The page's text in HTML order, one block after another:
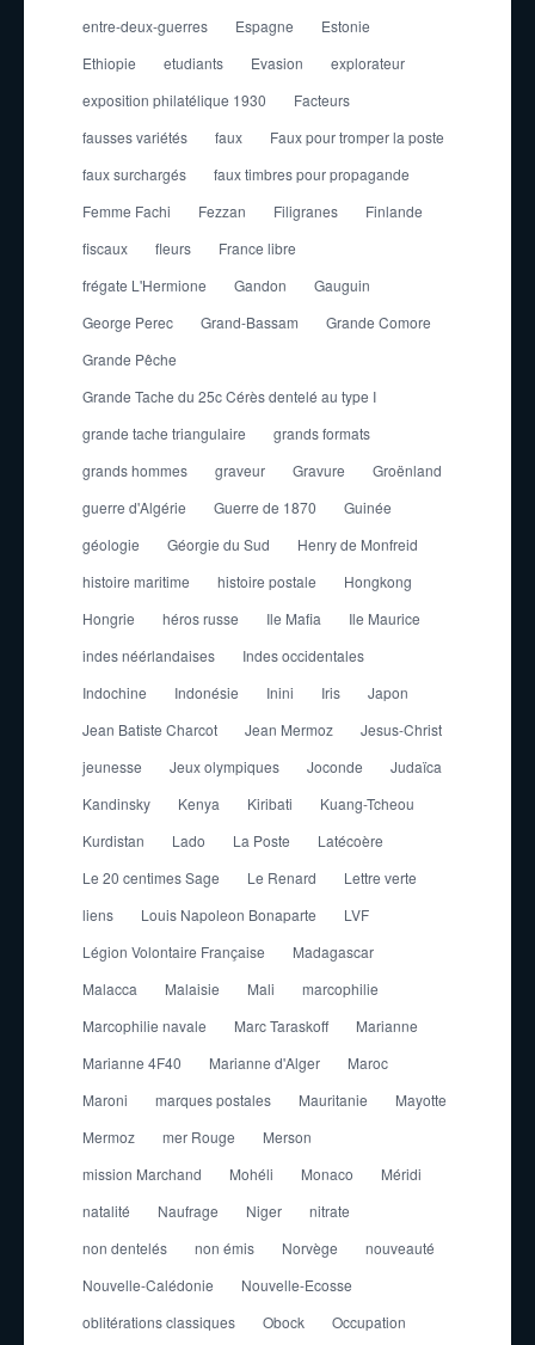
entre-deux-guerres
Espagne
Estonie
Ethiopie
etudiants Evasion
explorateur
exposition philatélique 1930
Facteurs
fausses variétés
faux
Faux pour tromper la poste
faux surchargés
faux timbres pour propagande
Femme Fachi
Fezzan Filigranes
Finlande
fiscaux
fleurs
France libre
frégate L'Hermione
Gandon
Gauguin
George Perec
Grand-Bassam
Grande Comore
Grande Pêche
Grande Tache du 25c Cérès dentelé au type I
grande tache triangulaire
grands formats
grands hommes
graveur Gravure
Groënland
guerre d'Algérie
Guerre de 1870
Guinée
géologie
Géorgie du Sud
Henry de Monfreid
histoire maritime
histoire postale
Hongkong
Hongrie
héros russe Ile Mafia
Ile Maurice
indes néérlandaises
Indes occidentales
Indochine
Indonésie Inini Iris
Japon
Jean Batiste Charcot
Jean Mermoz
Jesus-Christ
jeunesse
Jeux olympiques Joconde
Judaïca
Kandinsky
Kenya Kiribati
Kuang-Tcheou
Kurdistan
Lado La Poste
Latécoère
Le 20 centimes Sage
Le Renard
Lettre verte
liens
Louis Napoleon Bonaparte
LVF
Légion Volontaire Française
Madagascar
Malacca
Malaisie Mali
marcophilie
Marcophilie navale
Marc Taraskoff
Marianne
Marianne 4F40
Marianne d'Alger
Maroc
Maroni
marques postales Mauritanie
Mayotte
Mermoz
mer Rouge
Merson
mission Marchand
Mohéli Monaco
Méridi
natalité
Naufrage Niger
nitrate
non dentelés
non émis Norvège
nouveauté
Nouvelle-Calédonie
Nouvelle-Ecosse
oblitérations classiques
Obock Occupation